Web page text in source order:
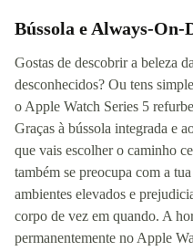
Bússola e Always-On-
Gostas de descobrir a beleza
desconhecidos? Ou tens
o Apple Watch Series 5
Graças à bússola integrada e
que vais escolher o caminho
também se preocupa com a
ambientes elevados e
corpo de vez em quando. A
permanentemente no Apple